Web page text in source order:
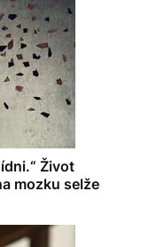
Život
mozku selže